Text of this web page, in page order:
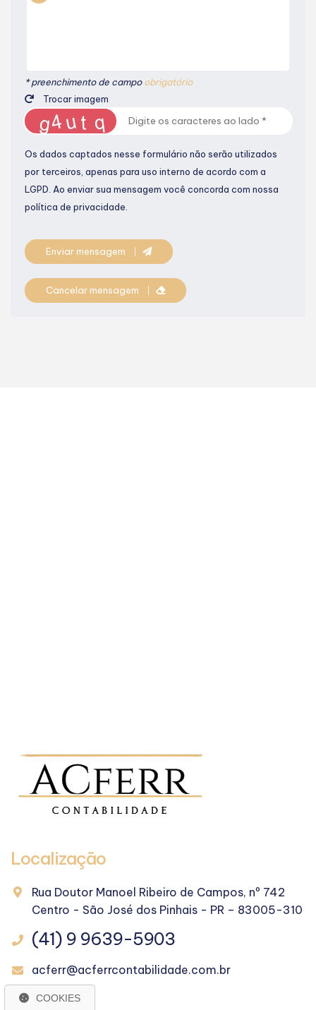
* preenchimento de campoobrigatório
Trocar imagem
Os dados captados nesse formulário não serão utilizados
por terceiros, apenas para uso interno de acordo com a
LGPD. Ao enviar sua mensagem você concorda com nossa
política de privacidade.
Enviar mensagem
Cancelar mensagem
Localização
Rua Doutor Manoel Ribeiro de Campos, nº 742
Centro - São José dos Pinhais - PR – 83005-310
(41) 9 9639-5903
acferr@acferrcontabilidade.com.br
COOKIES